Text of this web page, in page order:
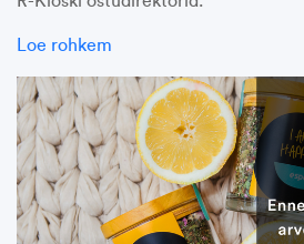
Loe rohkem